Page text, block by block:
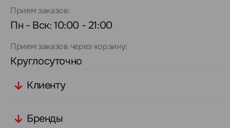
Прием заказов:
Пн - Вск: 10:00 - 21:00
Прием заказов через корзину:
Круглосуточно
Клиенту
Бренды